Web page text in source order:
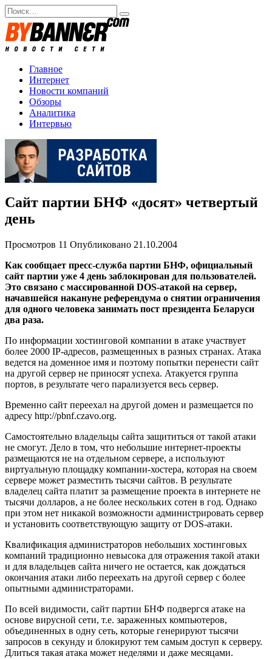
Перейти
к
содержанию
Search
for:
Главное
Интернет
Новости компаний
Обзоры
Аналитика
Интервью
Сайт партии БНФ «досят» четвертый
день
Просмотров 11 Опубликовано 21.10.2004
Как сообщает пресс-служба партии БНФ, официальный
сайт партии уже 4 день заблокирован для пользователей.
Это связано с массированной DOS-атакой на сервер,
начавшейся накануне референдума о снятии ограничения
для одного человека занимать пост президента Беларуси
два раза.
По информации хостинговой компании в атаке участвует
более 2000 IP-адресов, размещенных в разных странах. Атака
ведется на доменное имя и поэтому попытки перенести сайт
на другой сервер не приносят успеха. Атакуется группа
портов, в результате чего парализуется весь сервер.
Временно сайт переехал на другой домен и размещается по
адресу http://pbnf.czavo.org.
Самостоятельно владельцы сайта защититься от такой атаки
не смогут. Дело в том, что небольшие интернет-проекты
размещаются не на отдельном сервере, а используют
виртуальную площадку компании-хостера, которая на своем
сервере может разместить тысячи сайтов. В результате
владелец сайта платит за размещение проекта в интернете не
тысячи долларов, а не более нескольких сотен в год. Однако
при этом нет никакой возможности администрировать сервер
и установить соответствующую защиту от DOS-атаки.
Квалификация администраторов небольших хостинговых
компаний традиционно невысока для отражения такой атаки
и для владельцев сайта ничего не остается, как дождаться
окончания атаки либо переехать на другой сервер с более
опытными администраторами.
По всей видимости, сайт партии БНФ подвергся атаке на
основе вирусной сети, т.е. зараженных компьютеров,
объединенных в одну сеть, которые генерируют тысячи
запросов в секунду и блокируют тем самым доступ к серверу.
Длиться такая атака может неделями и даже месяцами.